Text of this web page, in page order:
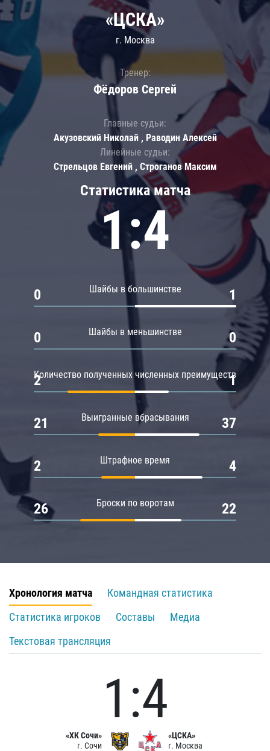
Статистика матча
1:4
Шайбы в большинстве
0 1
Шайбы в меньшинстве
0 0
Количество полученных численных преимуществ
2 1
Выигранные вбрасывания
21 37
Штрафное время
2 4
Броски по воротам
26 22
«ЦСКА»
г. Москва
Тренер:
Фёдоров Сергей
Главные судьи:
Акузовский Николай , Раводин Алексей
Линейные судьи:
Стрельцов Евгений , Строганов Максим
Хронология матча
Командная статистика
Статистика игроков
Составы
Медиа
Текстовая трансляция
«ХК Сочи»
г. Сочи
1:4
«ЦСКА»
г. Москва